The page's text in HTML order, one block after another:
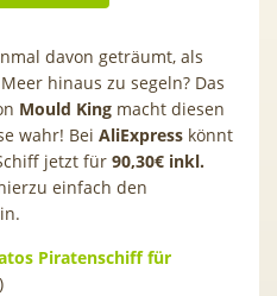
davon geträumt, als
hinaus zu segeln? Das
Mould King macht diesen
wahr! Bei AliExpress könnt
jetzt für 90,30€ inkl.
einfach den
Piratenschiff für
)